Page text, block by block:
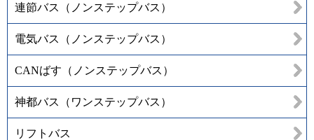
連節バス（ノンステップバス）
電気バス（ノンステップバス）
CANばす（ノンステップバス）
神都バス（ワンステップバス）
リフトバス